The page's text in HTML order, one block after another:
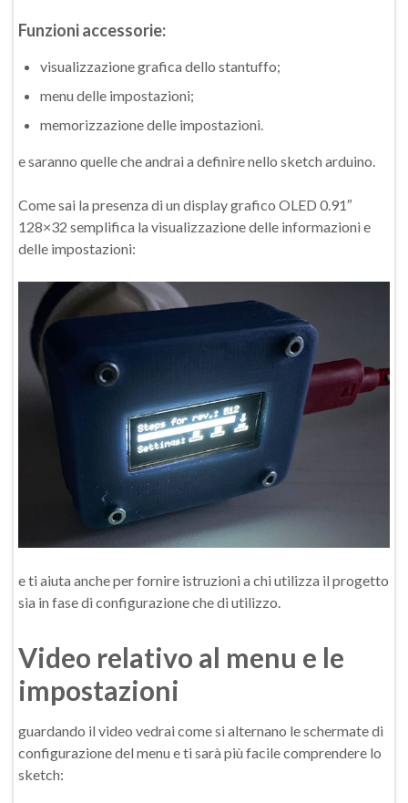
Funzioni accessorie:
visualizzazione grafica dello stantuffo;
menu delle impostazioni;
memorizzazione delle impostazioni.
e saranno quelle che andrai a definire nello sketch arduino.
Come sai la presenza di un display grafico OLED 0.91″
128×32 semplifica la visualizzazione delle informazioni e
delle impostazioni:
e ti aiuta anche per fornire istruzioni a chi utilizza il progetto
sia in fase di configurazione che di utilizzo.
Video relativo al menu e le
impostazioni
guardando il video vedrai come si alternano le schermate di
configurazione del menu e ti sarà più facile comprendere lo
sketch: